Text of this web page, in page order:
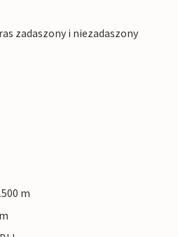
zadaszony i niezadaszony
m